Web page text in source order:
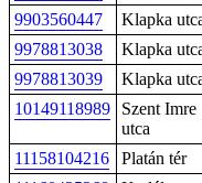
9903560447
Klapka
9978813038
Klapka
9978813039
Klapka
10149118989
Szent Imre
utca
11158104216 Platán tér